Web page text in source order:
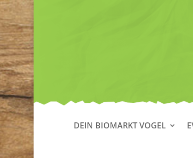
DEIN BIOMARKT VOGEL